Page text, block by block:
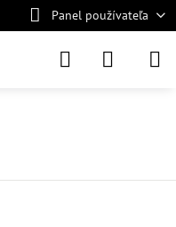
Panel používateľa